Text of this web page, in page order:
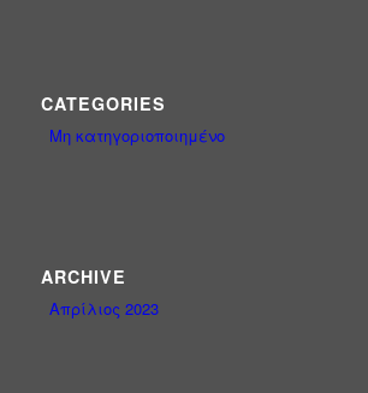
CATEGORIES
Μη κατηγοριοποιημένο
ARCHIVE
Απρίλιος 2023